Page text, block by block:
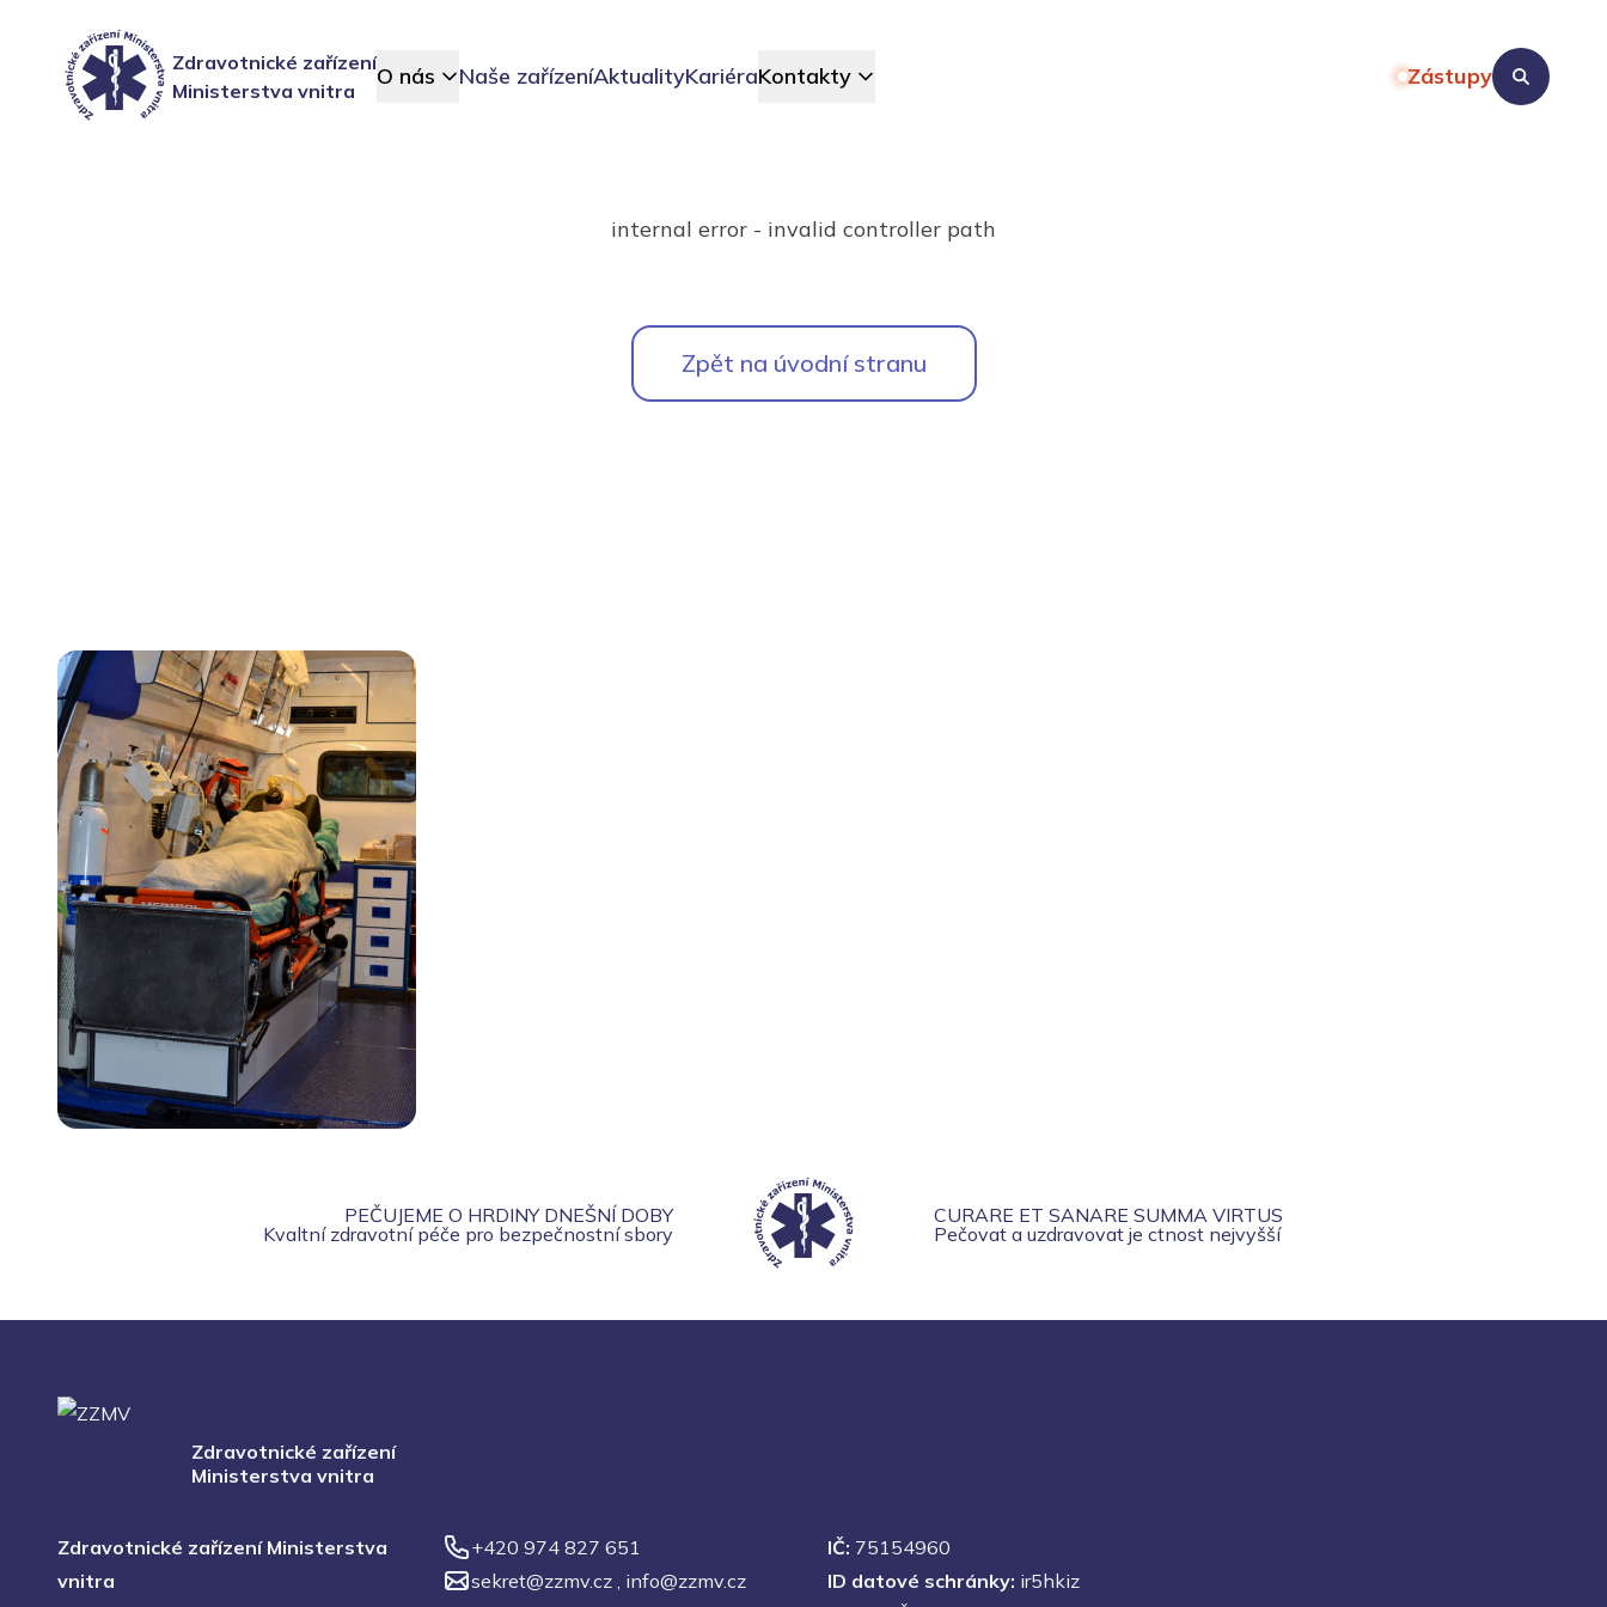
Zdravotnické zařízení
Ministerstva vnitra
O nás Naše zařízeníAktualityKariéraKontakty Zástupy
internal error - invalid controller path
Zpět na úvodní stranu
PEČUJEME O HRDINY DNEŠNÍ DOBY
Kvaltní zdravotní péče pro bezpečnostní sbory
CURARE ET SANARE SUMMA VIRTUS
Pečovat a uzdravovat je ctnost nejvyšší
Zdravotnické zařízení
Ministerstva vnitra
Zdravotnické zařízení Ministerstva
vnitra
+420 974 827 651
sekret@zzmv.cz , info@zzmv.cz
IČ: 75154960
ID datové schránky: ir5hkiz